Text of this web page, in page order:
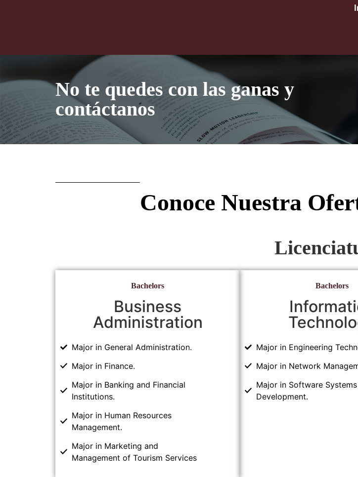
No te quedes con las ganas y
contáctanos
Conoce Nuestra
Bachelors
Business
Administration
Major in General Administration.
Major in Finance.
Major in Banking and Financial
Institutions.
Major in Human Resources
Management.
Major in Marketing and
Management of Tourism Services
Bachelors
Major in Engineering
Major in Network
Major in Software Systems
Development.